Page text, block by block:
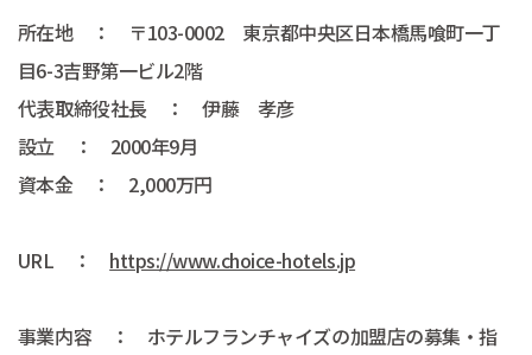
所在地 ： 〒103-0002 東京都中央区日本橋馬喰町一丁
目6-3吉野第一ビル2階
代表取締役社長 ： 伊藤 孝彦
設立 ： 2000年9月
資本金 ： 2,000万円
URL ： https://www.choice-hotels.jp
事業内容 ： ホテルフランチャイズの加盟店の募集・指